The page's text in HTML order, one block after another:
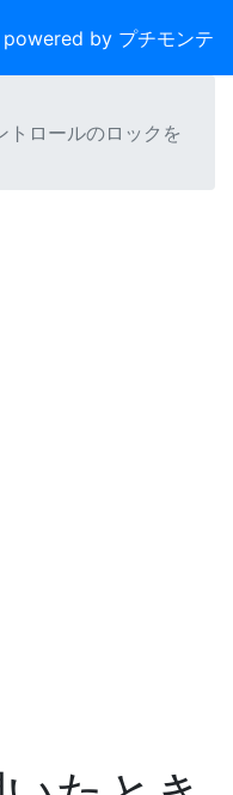
powered by プチモンテ
トロールのロックを